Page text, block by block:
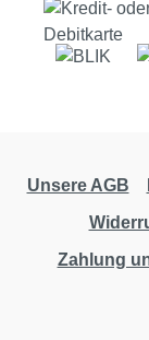
Unsere AGB
Zahlung